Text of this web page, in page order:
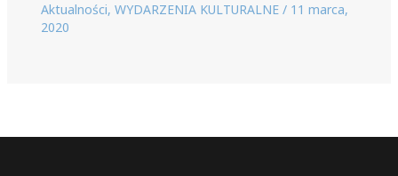
Aktualności, WYDARZENIA KULTURALNE/ 11 marca,
2020